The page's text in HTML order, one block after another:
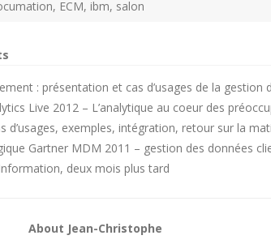
, ECM, ibm, salon
: présentation et cas d’usages de la gestion
Live 2012 – L’analytique au coeur des
d’usages, exemples, intégration, retour sur la
Gartner MDM 2011 – gestion des données
deux mois plus tard
About Jean-Christophe